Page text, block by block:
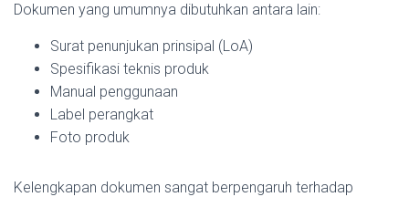
Dokumen yang umumnya dibutuhkan antara lain:
Surat penunjukan prinsipal (LoA)
Spesifikasi teknis produk
Manual penggunaan
Label perangkat
Foto produk
Kelengkapan dokumen sangat berpengaruh terhadap